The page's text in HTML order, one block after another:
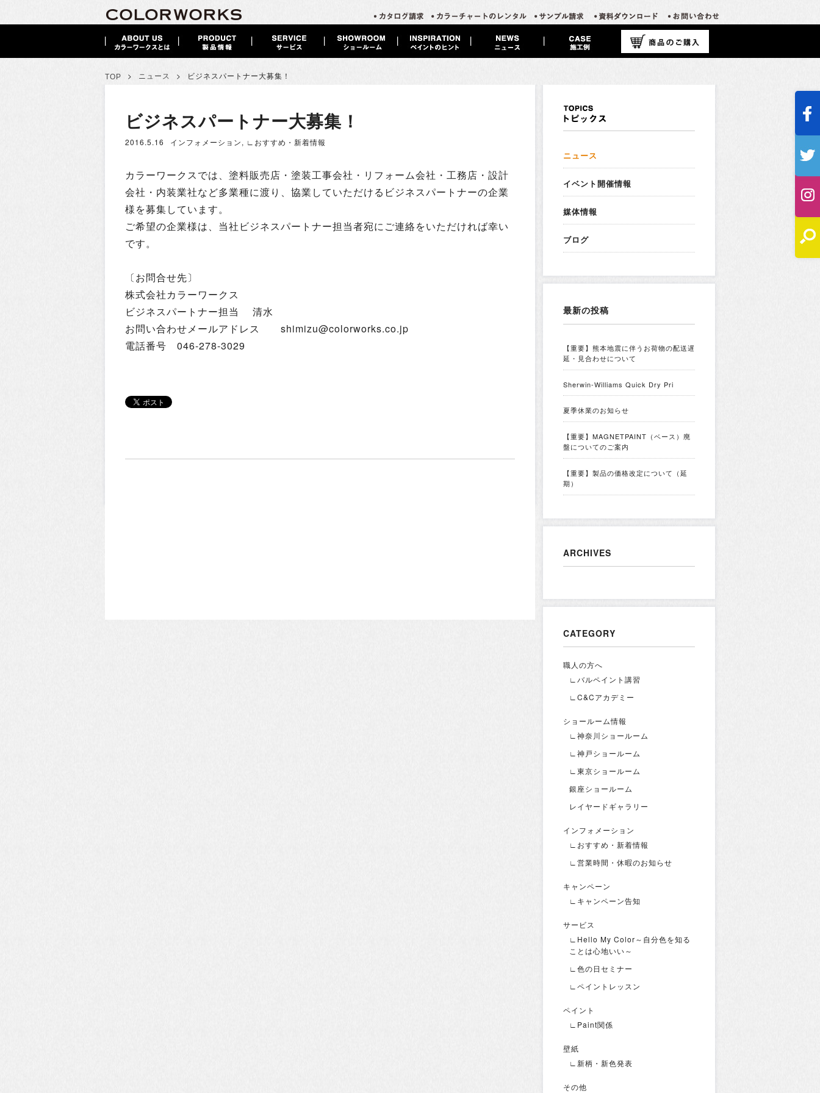
TOP > ニュース > ビジネスパートナー大募集！
ビジネスパートナー大募集！
2016.5.16 インフォメーション, ∟おすすめ・新着情報
カラーワークスでは、塗料販売店・塗装工事会社・リフォーム会社・工務店・設計
会社・内装業社など多業種に渡り、協業していただけるビジネスパートナーの企業
様を募集しています。
ご希望の企業様は、当社ビジネスパートナー担当者宛にご連絡をいただければ幸い
です。
〔お問合せ先〕
株式会社カラーワークス
ビジネスパートナー担当 清水
お問い合わせメールアドレス shimizu@colorworks.co.jp
電話番号 046-278-3029
ニュース
イベント開催情報
媒体情報
ブログ
最新の投稿
【重要】熊本地震に伴うお荷物の配送遅
延・見合わせについて
Sherwin-Williams Quick Dry Pri
夏季休業のお知らせ
【重要】MAGNETPAINT（ベース）廃
盤についてのご案内
【重要】製品の価格改定について（延
期）
ARCHIVES
CATEGORY
職人の方へ
∟バルペイント講習
∟C&Cアカデミー
ショールーム情報
∟神奈川ショールーム
∟神戸ショールーム
∟東京ショールーム
銀座ショールーム
レイヤードギャラリー
インフォメーション
∟おすすめ・新着情報
∟営業時間・休暇のお知らせ
キャンペーン
∟キャンペーン告知
サービス
∟Hello My Color～自分色を知る
ことは心地いい～
∟色の日セミナー
∟ペイントレッスン
ペイント
∟Paint関係
壁紙
∟新柄・新色発表
その他